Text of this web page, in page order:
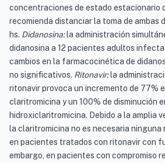
concentraciones de estado estacionario
recomienda distanciar la toma de ambas
hs. Didanosina:la administración
didanosina a 12 pacientes adultos
cambios en la farmacocinética de
no significativos. Ritonavir:la
ritonavir provoca un incremento de 77%
claritromicina y un 100% de disminución
hidroxiclaritromicina. Debido a la amplia
la claritromicina no es necesaria ninguna
en pacientes tratados con ritonavir con
embargo, en pacientes con compromiso